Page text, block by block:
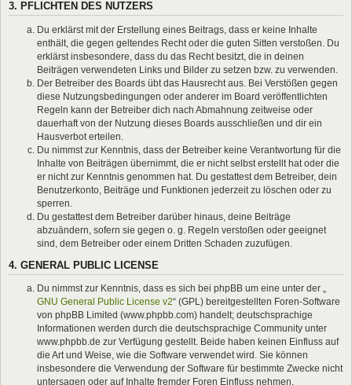
3. PFLICHTEN DES NUTZERS
Du erklärst mit der Erstellung eines Beitrags, dass er keine Inhalte
enthält, die gegen geltendes Recht oder die guten Sitten verstoßen. Du
erklärst insbesondere, dass du das Recht besitzt, die in deinen
Beiträgen verwendeten Links und Bilder zu setzen bzw. zu verwenden.
Der Betreiber des Boards übt das Hausrecht aus. Bei Verstößen gegen
diese Nutzungsbedingungen oder anderer im Board veröffentlichten
Regeln kann der Betreiber dich nach Abmahnung zeitweise oder
dauerhaft von der Nutzung dieses Boards ausschließen und dir ein
Hausverbot erteilen.
Du nimmst zur Kenntnis, dass der Betreiber keine Verantwortung für die
Inhalte von Beiträgen übernimmt, die er nicht selbst erstellt hat oder die
er nicht zur Kenntnis genommen hat. Du gestattest dem Betreiber, dein
Benutzerkonto, Beiträge und Funktionen jederzeit zu löschen oder zu
sperren.
Du gestattest dem Betreiber darüber hinaus, deine Beiträge
abzuändern, sofern sie gegen o. g. Regeln verstoßen oder geeignet
sind, dem Betreiber oder einem Dritten Schaden zuzufügen.
4. GENERAL PUBLIC LICENSE
Du nimmst zur Kenntnis, dass es sich bei phpBB um eine unter der „
GNU General Public License v2“ (GPL) bereitgestellten Foren-Software
von phpBB Limited (www.phpbb.com) handelt; deutschsprachige
Informationen werden durch die deutschsprachige Community unter
www.phpbb.de zur Verfügung gestellt. Beide haben keinen Einfluss auf
die Art und Weise, wie die Software verwendet wird. Sie können
insbesondere die Verwendung der Software für bestimmte Zwecke nicht
untersagen oder auf Inhalte fremder Foren Einfluss nehmen.